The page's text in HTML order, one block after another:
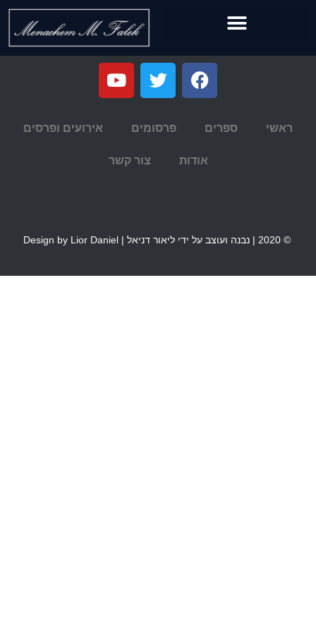
ראשי ספרים פרסומים אירועים ופרסים
אודות צור קשר
© 2020 | נבנה ועוצב על ידי ליאור דניאל | Design by Lior Daniel